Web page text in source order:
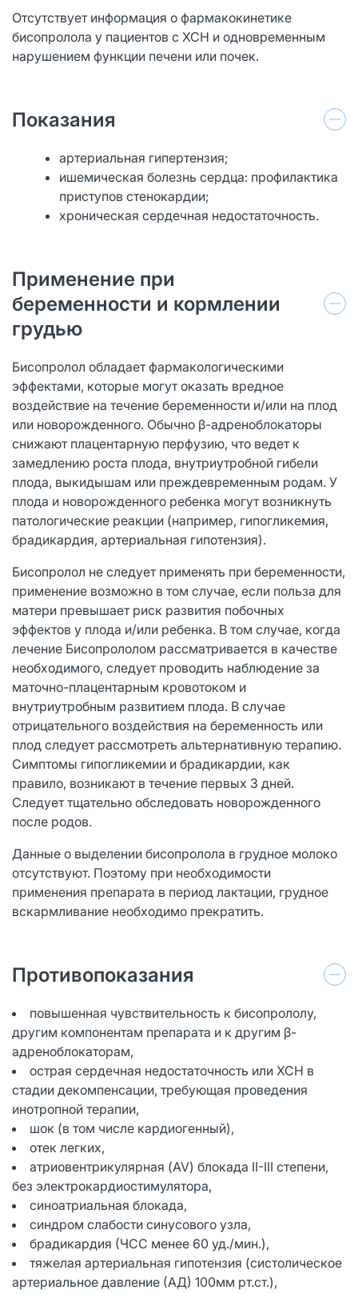
Отсутствует информация о фармакокинетике
бисопролола у пациентов с ХСН и одновременным
нарушением функции печени или почек.
Показания
артериальная гипертензия;
ишемическая болезнь сердца: профилактика
приступов стенокардии;
хроническая сердечная недостаточность.
Применение при
беременности и кормлении
грудью
Бисопролол обладает фармакологическими
эффектами, которые могут оказать вредное
воздействие на течение беременности и/или на плод
или новорожденно­го. Обычно β-адреноблокаторы
снижают плацентарную перфузию, что ведет к
замедлению роста плода, внутриутробной гибели
плода, выкидышам или преждевременным родам. У
плода и новорожденного ребенка могут возникнуть
патологические реакции (например, гипогликемия,
брадикардия, артериальная гипотензия).
Бисопролол не следует применять при беременности,
применение возможно в том случае, если польза для
матери превышает риск развития побочных
эффектов у плода и/или ребенка. В том случае, когда
лечение Бисопрололом рассматривается в качестве
необходимого, следует проводить наблюдение за
маточно-плацентарным кровотоком и
внутриутробным развитием плода. В случае
отрицательного воздействия на беременность или
плод следует рассмотреть альтернативную терапию.
Симптомы гипогликемии и брадикардии, как
правило, возникают в течение первых 3 дней.
Следует тщательно обследовать новорожденного
после родов.
Данные о выделении бисопролола в грудное молоко
отсутствуют. Поэтому при необходимости
применения препарата в период лактации, грудное
вскармлива­ние необходимо прекратить.
Противопоказания
повышенная чувствительность к бисопрололу,
другим компонентам препарата и к другим β-
адреноблокаторам,
острая сердечная недостаточность или ХСН в
стадии декомпенсации, требующая проведения
инотропной терапии,
шок (в том числе кардиогенный),
отек легких,
атриовентрикулярная (AV) блокада II-III степени,
без электрокардиостимулятора,
синоатриальная блокада,
синдром слабости синусового узла,
брадикардия (ЧСС менее 60 уд./мин.),
тяжелая артериальная гипотензия (систолическое
артериальное давление (АД) 100мм рт.ст.),